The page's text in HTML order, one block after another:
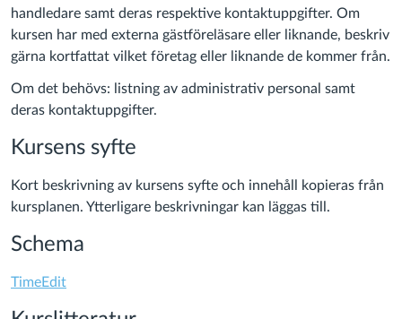
handledare samt deras respektive kontaktuppgifter. Om
kursen har med externa gästföreläsare eller liknande, beskriv
gärna kortfattat vilket företag eller liknande de kommer från.
Om det behövs: listning av administrativ personal samt
deras kontaktuppgifter.
Kursens syfte
Kort beskrivning av kursens syfte och innehåll kopieras från
kursplanen. Ytterligare beskrivningar kan läggas till.
Schema
TimeEdit